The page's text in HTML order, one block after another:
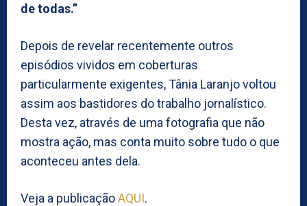
de todas.”
Depois de revelar recentemente outros
episódios vividos em coberturas
particularmente exigentes, Tânia Laranjo voltou
assim aos bastidores do trabalho jornalístico.
Desta vez, através de uma fotografia que não
mostra ação, mas conta muito sobre tudo o que
aconteceu antes dela.
Veja a publicaçãoAQUI.